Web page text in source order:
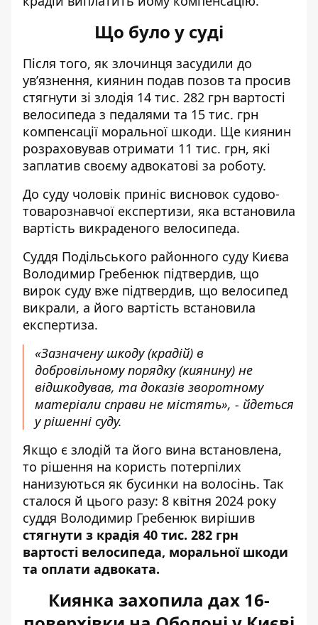
Що було у суді
Після того, як злочинця засудили до
ув’язнення, киянин подав позов та просив
стягнути зі злодія 14 тис. 282 грн вартості
велосипеда з педалями та 15 тис. грн
компенсації моральної шкоди. Ще киянин
розраховував отримати 11 тис. грн, які
заплатив своєму адвокатові за роботу.
До суду чоловік приніс висновок судово-
товарознавчої експертизи, яка встановила
вартість викраденого велосипеда.
Суддя Подільського районного суду Києва
Володимир Гребенюк підтвердив, що
вирок суду вже підтвердив, що велосипед
викрали, а його вартість встановила
експертиза.
«Зазначену шкоду (крадій) в
добровільному порядку (киянину) не
відшкодував, та доказів зворотному
матеріали справи не містять», - йдеться
у рішенні суду.
Якщо є злодій та його вина встановлена,
то рішення на користь потерпілих
нанизуються як бусинки на волосінь. Так
сталося й цього разу: 8 квітня 2024 року
суддя Володимир Гребенюк вирішив
стягнути з крадія 40 тис. 282 грн
вартості велосипеда, моральної шкоди
та оплати адвоката.
Киянка захопила дах 16-